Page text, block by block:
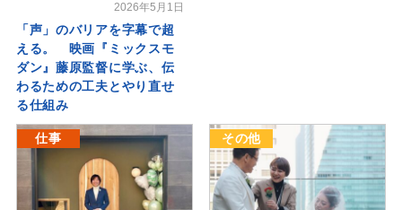
2026年5月1日
「声」のバリアを字幕で超
える。 映画『ミックスモ
ダン』藤原監督に学ぶ、伝
わるための工夫とやり直せ
る仕組み
仕事 その他